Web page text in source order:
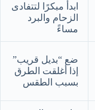
ابدأ مبكرًا لتتفادى
الزحام والبرد
مساءً
ضع “بديل قريب”
إذا أغلقت الطرق
بسبب الطقس